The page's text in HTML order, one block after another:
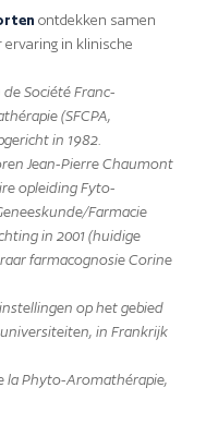
ontdekken samen
in klinische
Société Franc-
(SFCPA,
in 1982.
Jean-Pierre Chaumont
opleiding Fyto-
Farmacie
in 2001 (huidige
farmacognosie Corine
op het gebied
in Frankrijk
la Phyto-Aromathérapie,